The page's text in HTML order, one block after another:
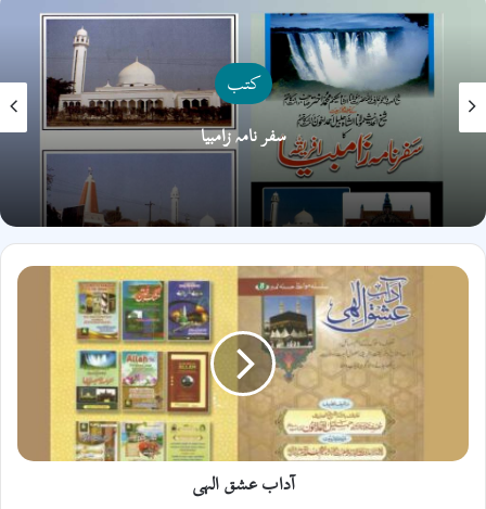
کتب
سفر نامہ زامبیا
آداب
عشق
آداب عشق الہی